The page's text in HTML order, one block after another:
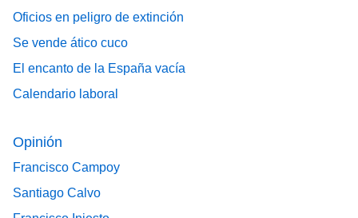
Oficios en peligro de extinción
Se vende ático cuco
El encanto de la España vacía
Calendario laboral
Opinión
Francisco Campoy
Santiago Calvo